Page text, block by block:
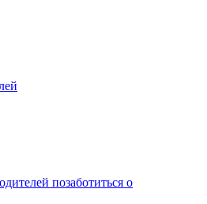
позаботиться о